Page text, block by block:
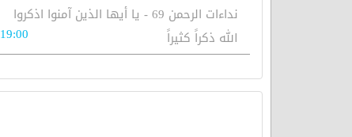
نداءات الرحمن 69 - يا أيها الذين آمنوا اذكروا
الله ذكراً كثيراً
19:00